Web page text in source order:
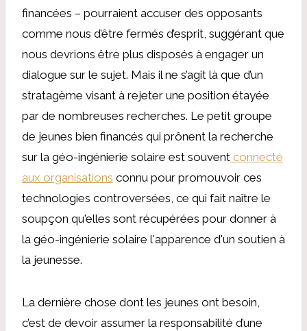
financées – pourraient accuser des opposants
comme nous d’être fermés d’esprit, suggérant que
nous devrions être plus disposés à engager un
dialogue sur le sujet. Mais il ne s’agit là que d’un
stratagème visant à rejeter une position étayée
par de nombreuses recherches. Le petit groupe
de jeunes bien financés qui prônent la recherche
sur la géo-ingénierie solaire est souvent connecté
aux organisations connu pour promouvoir ces
technologies controversées, ce qui fait naître le
soupçon qu'elles sont récupérées pour donner à
la géo-ingénierie solaire l'apparence d'un soutien à
la jeunesse.
La dernière chose dont les jeunes ont besoin,
c’est de devoir assumer la responsabilité d’une